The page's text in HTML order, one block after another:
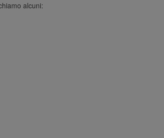
alcuni: